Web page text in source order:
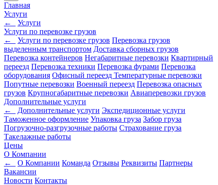
Главная
Услуги
←
Услуги
Услуги по перевозке грузов
←
Услуги по перевозке грузов Перевозка грузов
выделенным транспортом Доставка сборных грузов
Перевозка контейнеров Негабаритные перевозки Квартирный
переезд Перевозка техники Перевозка фурами Перевозка
оборудования Офисный переезд Температурные перевозки
Попутные перевозки Военный переезд Перевозка опасных
грузов Крупногабаритные перевозки Авиаперевозки грузов
Дополнительные услуги
←
Дополнительные услуги Экспедиционные услуги
Таможенное оформление Упаковка груза Забор груза
Погрузочно-разгрузочные работы Страхование груза
Такелажные работы
Цены
О Компании
←
О Компании Команда Отзывы Реквизиты Партнеры
Вакансии
Новости Контакты